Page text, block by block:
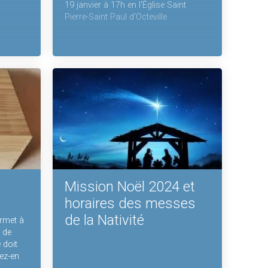
19 janvier à 17h en l'Église Saint
Pierre-Saint Paul d'Octeville
à
de
doit
en
Mission Noël 2024 et
horaires des messes
de la Nativité